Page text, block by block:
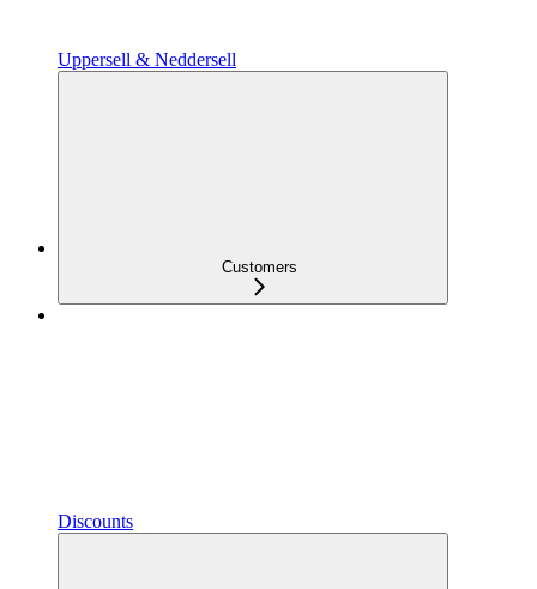
Uppersell & Neddersell
Customers
Discounts